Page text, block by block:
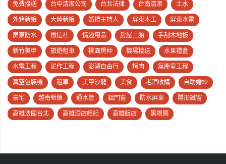
免費接送 台中清潔公司 台北法律 台南清潔 土水
外籍新娘 大陸新娘 婚禮主持人 屏東木工 屏東水電
屏東防水 徵信社 情趣用品 房屋二胎 手刮木地板
新竹美甲 旅遊租車 桃園房仲 機場接送 水果禮盒
水電工程 泥作工程 澎湖自由行 烤肉 無塵室工程
真空包裝機 租車 美甲沙龍 美食 老酒收購 自助婚紗
豪宅 越南新娘 通水管 鋁門窗 防水屏東 隱形鐵窗
高雄法國台北 高雄酒店經紀 高雄飯店 黑眼圈